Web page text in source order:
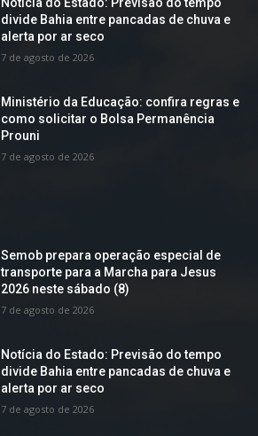
divide Bahia entre pancadas de chuva e
alerta por ar seco
7 de agosto de 2026
Ministério da Educação: confira regras e
como solicitar o Bolsa Permanência
Prouni
7 de agosto de 2026
Semob prepara operação especial de
transporte para a Marcha para Jesus
2026 neste sábado (8)
7 de agosto de 2026
Notícia do Estado: Previsão do tempo
divide Bahia entre pancadas de chuva e
alerta por ar seco
7 de agosto de 2026